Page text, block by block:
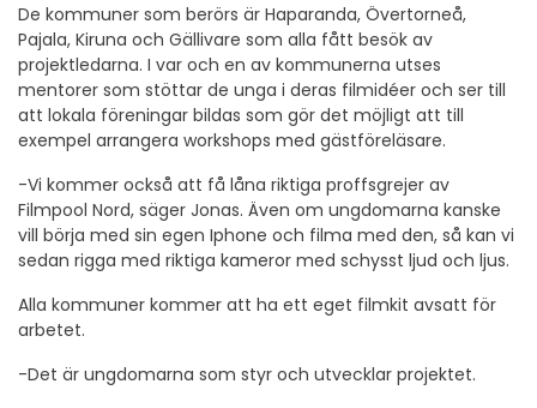
De kommuner som berörs är Haparanda, Övertorneå,
Pajala, Kiruna och Gällivare som alla fått besök av
projektledarna. I var och en av kommunerna utses
mentorer som stöttar de unga i deras filmidéer och ser till
att lokala föreningar bildas som gör det möjligt att till
exempel arrangera workshops med gästföreläsare.
-Vi kommer också att få låna riktiga proffsgrejer av
Filmpool Nord, säger Jonas. Även om ungdomarna kanske
vill börja med sin egen Iphone och filma med den, så kan vi
sedan rigga med riktiga kameror med schysst ljud och ljus.
Alla kommuner kommer att ha ett eget filmkit avsatt för
arbetet.
-Det är ungdomarna som styr och utvecklar projektet.